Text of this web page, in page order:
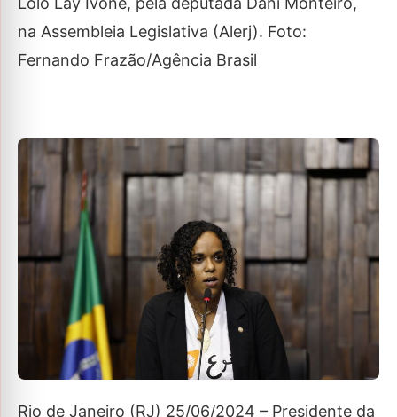
Rio de Janeiro (RJ) 25/06/2024 – Presidente da